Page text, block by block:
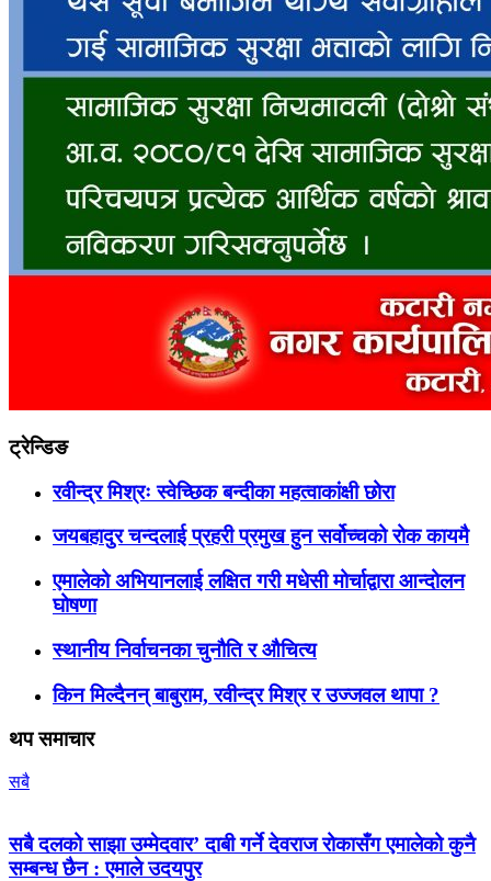
ट्रेन्डिङ
रवीन्द्र मिश्रः स्वेच्छिक बन्दीका महत्वाकांक्षी छोरा
जयबहादुर चन्दलाई प्रहरी प्रमुख हुन सर्वोच्चको रोक कायमै
एमालेको अभियानलाई लक्षित गरी मधेसी मोर्चाद्वारा आन्दोलन
घोषणा
स्थानीय निर्वाचनका चुनौति र औचित्य
किन मिल्दैनन् बाबुराम, रवीन्द्र मिश्र र उज्जवल थापा ?
थप समाचार
सबै
सबै दलको साझा उम्मेदवार’ दाबी गर्ने देवराज रोकासँग एमालेको कुनै
सम्बन्ध छैन : एमाले उदयपुर